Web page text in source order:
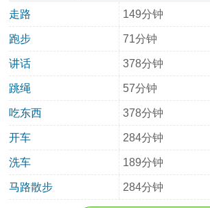
走路 149分钟
跑步 71分钟
讲话 378分钟
跳绳 57分钟
吃东西 378分钟
开车 284分钟
洗车 189分钟
马路散步 284分钟